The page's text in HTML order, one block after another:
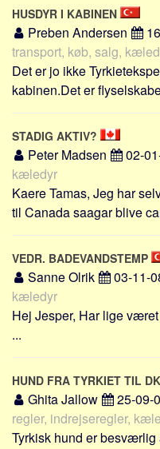
Bannere
Hjælp
HUSDYR I KABINEN
Preben Andersen
transport, køb, salg,
Det er jo ikke
kabinen.Det er
STADIG AKTIV?
Peter Madsen 02-
kæledyr
Kaere Tamas, Jeg har
til Canada saagar blive
VEDR. BADEVANDSTEMP
Sanne Olrik 03-11-
kæledyr
Hej Jesper, Har lige
...
HUND FRA TYRKIET TIL DK
Ghita Jallow 25-09-
regler, indrejseregler,
Tyrkisk hund er